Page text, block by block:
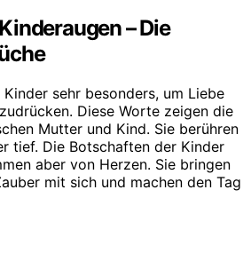
– Die
sehr besonders, um Liebe
Diese Worte zeigen die
Mutter und Kind. Sie berühren
tief. Die Botschaften der Kinder
aber von Herzen. Sie bringen
mit sich und machen den Tag